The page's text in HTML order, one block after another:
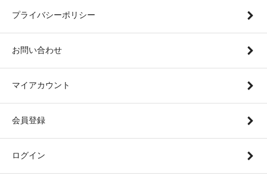
プライバシーポリシー
お問い合わせ
マイアカウント
会員登録
ログイン